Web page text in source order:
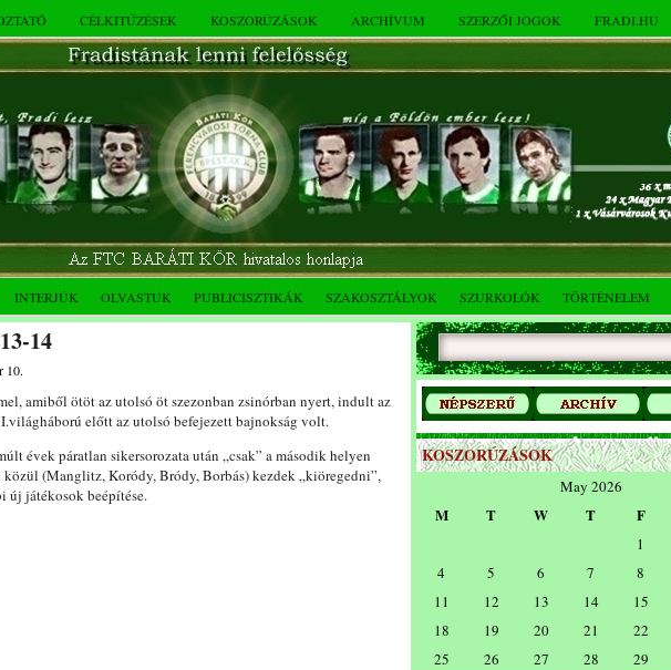
CÉLKITŰZÉSEK KOSZORÚZÁSOK ARCHÍVUM SZERZŐI JOGOK FRADI.HU
INTERJÚK OLVASTUK PUBLICISZTIKÁK SZAKOSZTÁLYOK SZURKOLÓK TÖRTÉNELEM
14
10.
amiből ötöt az utolsó öt szezonban zsinórban nyert, indult az
előtt az utolsó befejezett bajnokság volt.
évek páratlan sikersorozata után „csak” a második helyen
közül (Manglitz, Koródy, Bródy, Borbás) kezdek „kiöregedni”,
új játékosok beépítése.
KOSZORÚZÁSOK
May 2026
M T W T F
1
4
5 6 7 8
11
12 13 14 15
18
19 20 21 22
25
26 27 28 29